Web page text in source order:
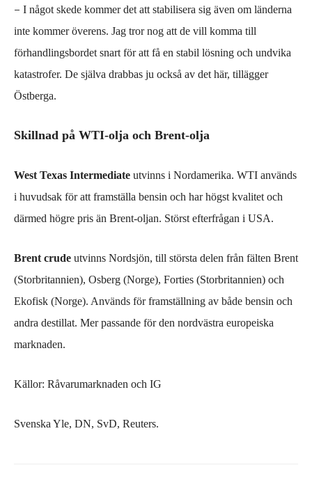
– I något skede kommer det att stabilisera sig även om länderna
inte kommer överens. Jag tror nog att de vill komma till
förhandlingsbordet snart för att få en stabil lösning och undvika
katastrofer. De själva drabbas ju också av det här, tillägger
Östberga.
Skillnad på WTI-olja och Brent-olja
West Texas Intermediate utvinns i Nordamerika. WTI används
i huvudsak för att framställa bensin och har högst kvalitetoch
därmed högre pris än Brent-oljan. Störst efterfrågan i USA.
Brent crude utvinns Nordsjön, till största delen från fälten Brent
(Storbritannien), Osberg (Norge), Forties (Storbritannien) och
Ekofisk (Norge). Används för framställning av både bensin och
andra destillat. Mer passande för den nordvästra europeiska
marknaden.
Källor: Råvarumarknaden och IG
Svenska Yle, DN, SvD, Reuters.